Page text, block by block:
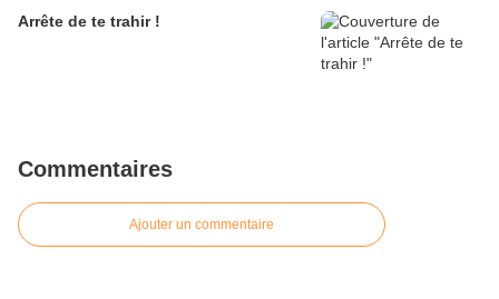
Arrête de te trahir !
Commentaires
Ajouter un commentaire